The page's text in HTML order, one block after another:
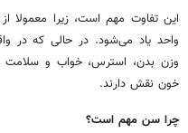
این تفاوت مهم است، زیرا معمولا
واحد یاد می‌شود. در حالی که در
وزن بدن، استرس، خواب و سلامت
خون نقش دارند.
چرا سن مهم است؟